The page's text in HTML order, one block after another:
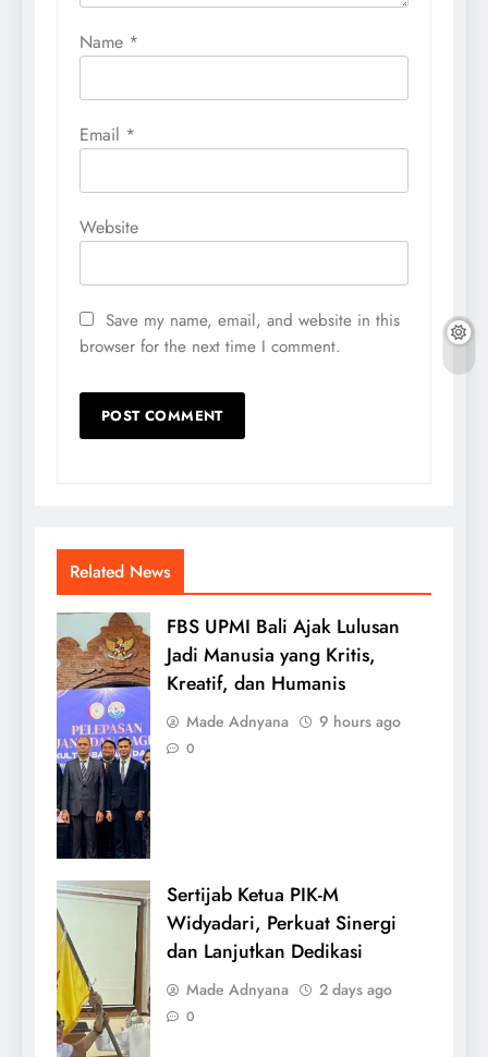
Name *
Email *
Website
Save my name, email, and website in this
browser for the next time I comment.
Related News
FBS UPMI Bali Ajak Lulusan
Jadi Manusia yang Kritis,
Kreatif, dan Humanis
Made Adnyana 9 hours ago
0
Sertijab Ketua PIK-M
Widyadari, Perkuat Sinergi
dan Lanjutkan Dedikasi
Made Adnyana 2 days ago
0